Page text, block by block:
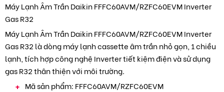
Máy Lạnh Âm Trần Daikin FFFC60AVM/RZFC60EVM Inverter
Gas R32
Máy Lạnh Âm Trần Daikin FFFC60AVM/RZFC60EVM Inverter
Gas R32 là dòng máy lạnh cassette âm trần nhỏ gọn, 1 chiều
lạnh, tích hợp công nghệ Inverter tiết kiệm điện và sử dụng
gas R32 thân thiện với môi trường.
Mã sản phẩm: FFFC60AVM/RZFC60EVM